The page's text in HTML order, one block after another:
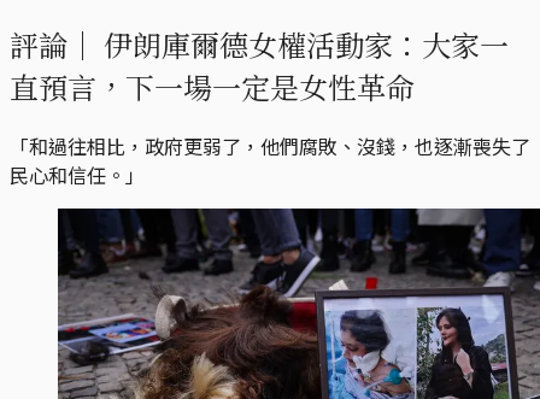
評論｜ 伊朗庫爾德女權活動家：大家一
直預言，下一場一定是女性革命
「和過往相比，政府更弱了，他們腐敗、沒錢，也逐漸喪失了
民心和信任。」